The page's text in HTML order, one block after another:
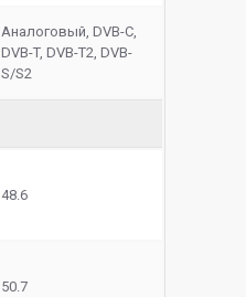
Аналоговый, DVB-C,
DVB-T, DVB-T2, DVB-
S/S2
48.6
50.7